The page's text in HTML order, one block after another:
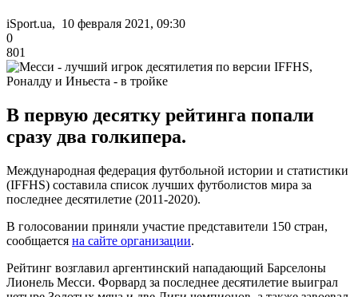
iSport.ua, 10 февраля 2021, 09:30
0
801
В первую десятку рейтинга попали
сразу два голкипера.
Международная федерация футбольной истории и статистики
(IFFHS) составила список лучших футболистов мира за
последнее десятилетие (2011-2020).
В голосовании приняли участие представители 150 стран,
сообщается на сайте организации.
Рейтинг возглавил аргентинский нападающий Барселоны
Лионель Месси. Форвард за последнее десятилетие выиграл